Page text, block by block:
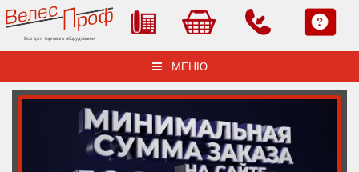
Все для торгового оборудования
МЕНЮ